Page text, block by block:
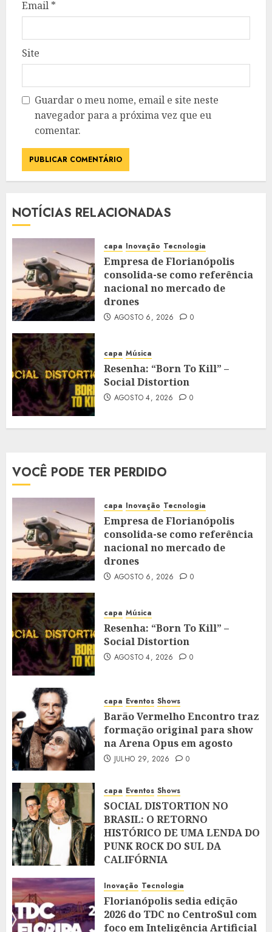
Email *
Site
Guardar o meu nome, email e site neste
navegador para a próxima vez que eu
comentar.
NOTÍCIAS RELACIONADAS
capa Inovação Tecnologia
Empresa de Florianópolis
consolida-se como referência
nacional no mercado de
drones
AGOSTO 6, 2026 0
capa Música
Resenha: “Born To Kill” –
Social Distortion
AGOSTO 4, 2026 0
VOCÊ PODE TER PERDIDO
capa Inovação Tecnologia
Empresa de Florianópolis
consolida-se como referência
nacional no mercado de
drones
AGOSTO 6, 2026 0
capa Música
Resenha: “Born To Kill” –
Social Distortion
AGOSTO 4, 2026 0
capa Eventos Shows
Barão Vermelho Encontro traz
formação original para show
na Arena Opus em agosto
JULHO 29, 2026 0
capa Eventos Shows
SOCIAL DISTORTION NO
BRASIL: O RETORNO
HISTÓRICO DE UMA LENDA DO
PUNK ROCK DO SUL DA
CALIFÓRNIA
Inovação Tecnologia
Florianópolis sedia edição
2026 do TDC no CentroSul com
foco em Inteligência Artificial